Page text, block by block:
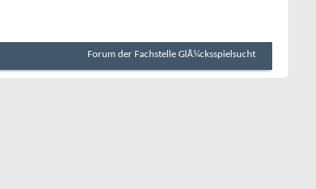
Forum der Fachstelle GlÃ¼cksspielsucht